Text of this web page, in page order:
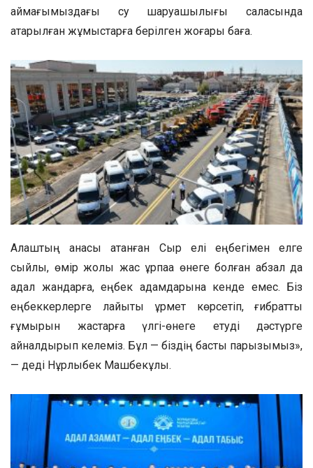
аймағымыздағы су шаруашылығы саласында
атқарылған жұмыстарға берілген жоғары баға.
Алаштың анасы атанған Сыр елі еңбегімен елге
сыйлы, өмір жолы жас ұрпаққа өнеге болған абзал да
адал жандарға, еңбек адамдарына кенде емес. Біз
еңбеккерлерге лайықты құрмет көрсетіп, ғибратты
ғұмырын жастарға үлгі-өнеге етуді дәстүрге
айналдырып келеміз. Бұл — біздің басты парызымыз»,
— деді Нұрлыбек Машбекұлы.